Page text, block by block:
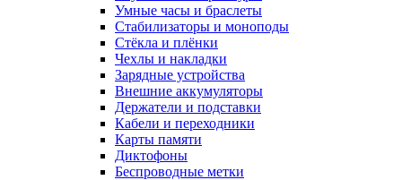
Умные часы и браслеты
Стабилизаторы и моноподы
Стёкла и плёнки
Чехлы и накладки
Зарядные устройства
Внешние аккумуляторы
Держатели и подставки
Кабели и переходники
Карты памяти
Диктофоны
Беспроводные метки